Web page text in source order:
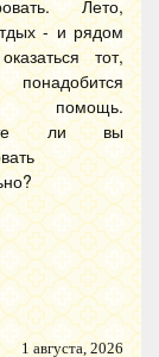
Лето,
- и рядом
тот,
помощь.
ли вы
1 августа, 2026